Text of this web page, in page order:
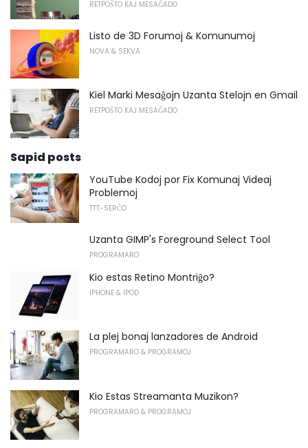
RETPOŜTO KAJ MESAĜADO
Listo de 3D Forumoj & Komunumoj
NOVA & SEKVA
Kiel Marki Mesaĝojn Uzanta Stelojn en Gmail
RETPOŜTO KAJ MESAĜADO
Sapid posts
YouTube Kodoj por Fix Komunaj Videaj
Problemoj
TTT-SERĈO
Uzanta GIMP's Foreground Select Tool
PROGRAMARO
Kio estas Retino Montriĝo?
IPHONE & IPOD
La plej bonaj lanzadores de Android
PROGRAMARO & PROGRAMOJ
Kio Estas Streamanta Muzikon?
PROGRAMARO & PROGRAMOJ